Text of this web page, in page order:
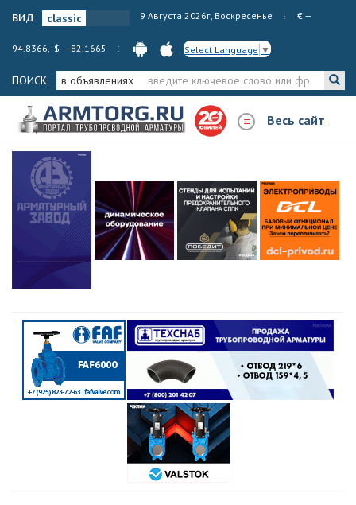
вид 9 Августа 2026г, Воскресенье € —
94.8366, $ — 82.1665 Select Language ▼
ПОИСК в объявлениях
Весь сайт